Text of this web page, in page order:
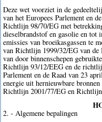
Deze wet voorziet in de
van het Europees Parlement en
Richtlijn 98/70/EG met
dieselbrandstof en gasolie en tot
emissies van broeikasgassen te
van Richtlijn 1999/32/EG van de
van door binnenschepen
Richtlijn 93/12/EEG en de
Parlement en de Raad van 23
energie uit hernieuwbare
Richtlijn 2001/77/EG en
2. - Algemene bepalingen